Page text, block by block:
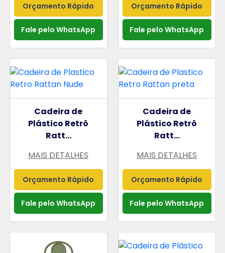
Orçamento Rápido
Fale pelo WhatsApp
Orçamento Rápido
Fale pelo WhatsApp
Cadeira de
Plástico Retrô
Ratt...
MAIS DETALHES
Orçamento Rápido
Fale pelo WhatsApp
Cadeira de
Plástico Retrô
Ratt...
MAIS DETALHES
Orçamento Rápido
Fale pelo WhatsApp